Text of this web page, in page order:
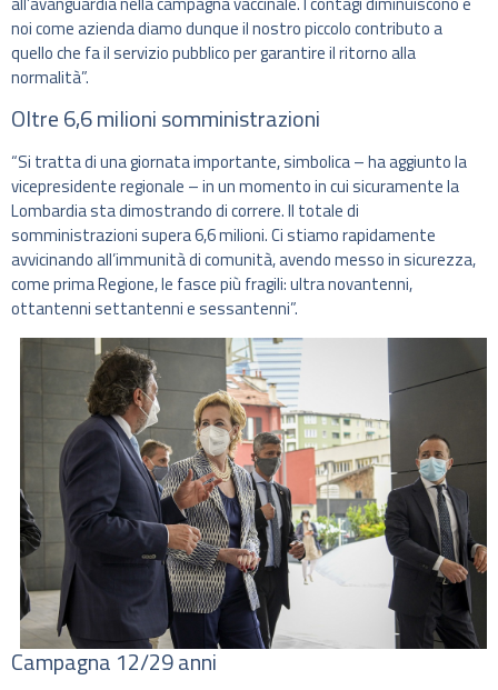
noi come azienda diamo dunque il nostro piccolo contributo a
quello che fa il servizio pubblico per garantire il ritorno alla
normalità”.
Oltre 6,6 milioni somministrazioni
“Si tratta di una giornata importante, simbolica – ha aggiunto la
vicepresidente regionale – in un momento in cui sicuramente la
Lombardia sta dimostrando di correre. Il totale di
somministrazioni supera 6,6 milioni. Ci stiamo rapidamente
avvicinando all’immunità di comunità, avendo messo in sicurezza,
come prima Regione, le fasce più fragili: ultra novantenni,
ottantenni settantenni e sessantenni”.
Campagna 12/29 anni